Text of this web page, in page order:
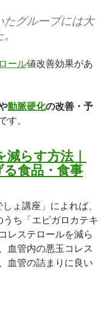
グループには大
ール値改善効果があ
動脈硬化の改善・予
す。
らす方法｜
食品・食事
ょ講座」によれば、
ち「エピガロカテキ
レステロールを減ら
血管内の悪玉コレス
血管の詰まりに良い